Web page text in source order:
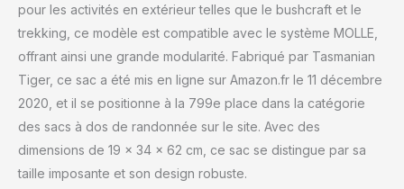
compartiment inférieur
FLEXIBLE : La ceinture
avec la MOLLE lasercut
peut être enlevée et
utilisée séparément
comme warrior belt
MODULAIRE : Le Molle
hook-and-loop à
l'intérieur et le Molle
Lasercut sur le devant et
pour les activités en extérieur telles que le bushcraft et le
trekking, ce modèle est compatible avec le système MOLLE,
offrant ainsi une grande modularité. Fabriqué par Tasmanian
Tiger, ce sac a été mis en ligne sur Amazon.fr le 11 décembre
2020, et il se positionne à la 799e place dans la catégorie
des sacs à dos de randonnée sur le site. Avec des
dimensions de 19 x 34 x 62 cm, ce sac se distingue par sa
taille imposante et son design robuste.